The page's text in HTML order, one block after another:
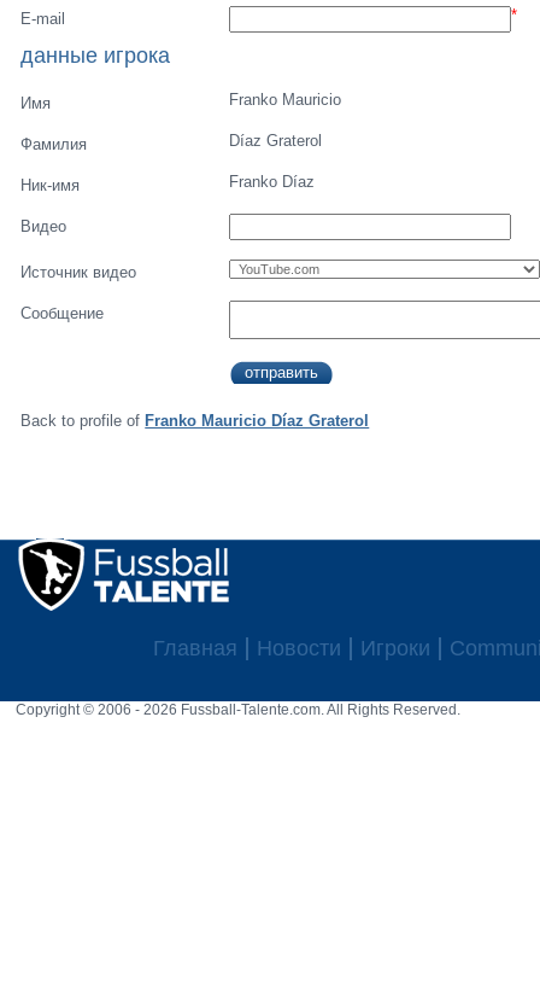
E-mail *
данные игрока
Имя Franko Mauricio
Фамилия Díaz Graterol
Ник-имя Franko Díaz
Видео
Источник видео
Сообщение
Back to profile of Franko Mauricio Díaz Graterol
Главная Новости Игроки
Copyright © 2006 - 2026 Fussball-Talente.com. All Rights Reserved.